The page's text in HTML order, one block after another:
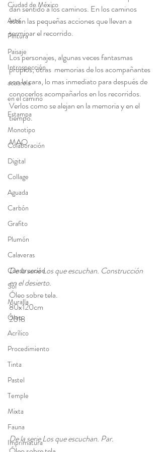
Ciudad de México
Arte
Pintura
Paisaje
Introspección
acuarela
en el camino
Estampa
Monotipo
Colaboración
Digital
Collage
Aguada
Carbón
Grafito
Plumón
Calaveras
Construcción
Sol
Muralla
Óleo
Acrílico
Procedimiento
Tinta
Pastel
Temple
Mixta
Fauna
Imprimatura
dan sentido a los caminos. En los caminos
están las pequeñas acciones que llevan a
terminar el recorrido.
Los personajes, algunas veces fantasmas
propios, otras  memorias de los acompañantes
son la cara, lo mas inmediato para después de
conocerlos acompañarlos en los recorridos.
Verlos como se alejan en la memoria y en el
tiempo.
MAO
De la serie Los que escuchan. Construcción
en el desierto.
Óleo sobre tela.
80x120cm
2018
De la serie Los que escuchan. Par.